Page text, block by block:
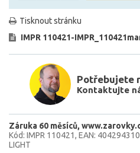
Tisknout stránku
IMPR 110421-
Potřebujete
Kontaktujte
Záruka 60 měsíců
Kód: IMPR 110421 EAN:
LIGHT